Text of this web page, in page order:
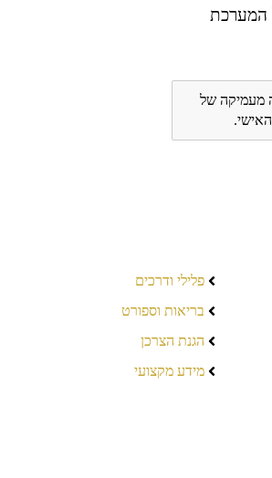
המערכת
מעמיקה של
פלילי ודרכים
בריאות וספורט
הגנת הצרכן
מידע מקצועי